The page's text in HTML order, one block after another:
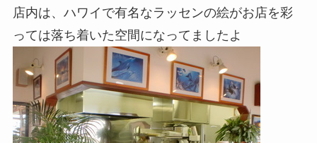
店内は、ハワイで有名なラッセンの絵がお店を彩
っては落ち着いた空間になってましたよ